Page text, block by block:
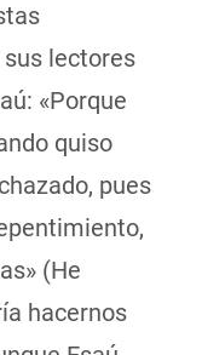
lectores
«Porque
quiso
pues
(He
hacernos